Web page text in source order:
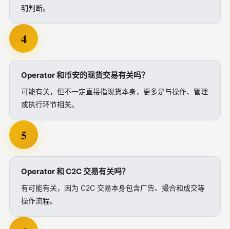
明判断。
4
Operator 和币安的现货交易有关吗？
可能有关，但不一定直接指现货本身，更多是与操作、管理
或执行环节相关。
5
Operator 和 C2C 交易有关吗？
有可能有关，因为 C2C 交易本身包含广告、撮合和成交等
操作流程。